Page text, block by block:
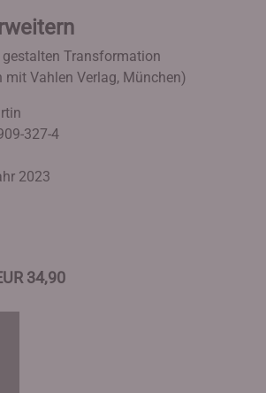
gestalten Transformation
mit Vahlen Verlag, München)
327-4
2023
34,90